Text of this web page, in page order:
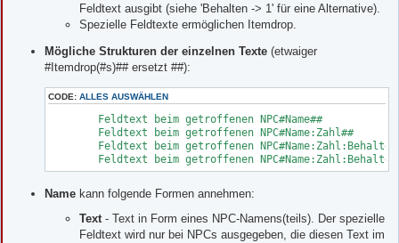
Feldtext ausgibt (siehe 'Behalten -> 1' für eine Alternative).
Spezielle Feldtexte ermöglichen Itemdrop.
Mögliche Strukturen der einzelnen Texte (etwaiger
#Itemdrop(#s)## ersetzt ##):
CODE: ALLES AUSWÄHLEN
Feldtext beim getroffenen
Name kann folgende Formen annehmen:
Text- Text in Form eines NPC-Namens(teils). Der spezielle
Feldtext wird nur bei NPCs ausgegeben, die diesen Text im